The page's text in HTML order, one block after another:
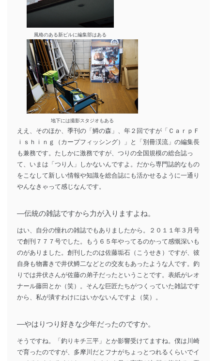
風格のある新ビルに編集部はある
地下には撮影スタジオもある
ええ、そのほか、季刊の「鱒の森」、年２回ですが「ＣａｒｐＦ
ｉｓｈｉｎｇ（カープフィッシング）」と「別冊渓流」の編集長
も兼務です。たしかに激務ですが、つりの全国規模の総合誌っ
て、いまは「つり人」しかないんですよ。だから専門誌的なもの
をこなして新しい情報や知識を総合誌にも活かせるように一通り
やんなきゃって感じなんです。
―伝統の雑誌ですから力が入りますよね。
はい、自分の憧れの雑誌でもありましたから。２０１１年３月号
で創刊７７７号でした。もう６５年やってるのかって感慨深いも
のがありました。創刊したのは佐藤垢石（こうせき）ですが、彼
自身も物書きで井伏鱒二などとの交友もあったような人です。釣
りでは井伏さんが佐藤の弟子だったということです。表紙がレオ
ナール藤田とか（笑）。そんな巨匠たちがつくっていた雑誌です
から、私が潰すわけにはいかないんですよ（笑）。
―やはりつり好きな少年だったのですか。
そうですね。「釣りキチ三平」とか影響受けてますね。僕は川崎
で育ったのですが、多摩川だとフナがちょっとつれるくらいでイ